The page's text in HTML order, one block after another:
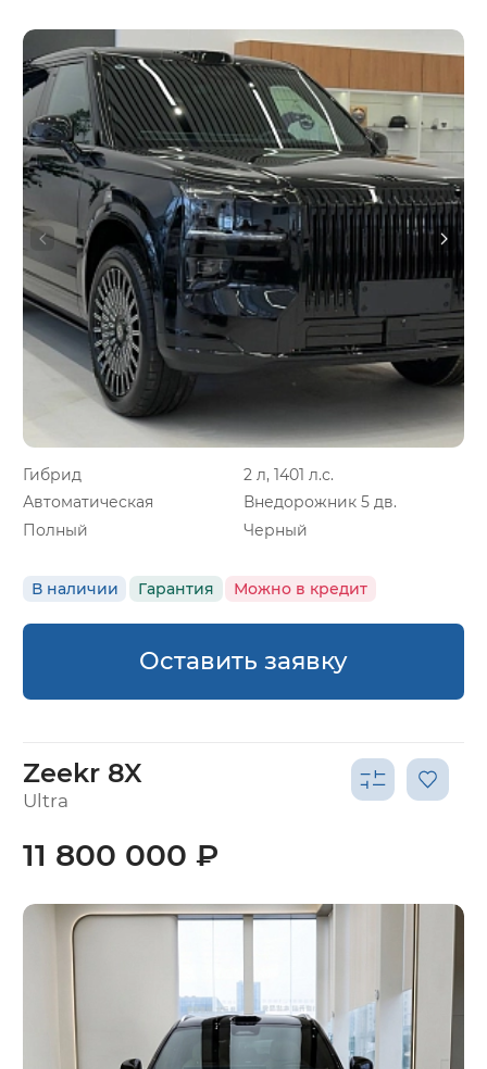
Гибрид
2 л, 1401 л.с.
Автоматическая
Внедорожник 5 дв.
Полный
Черный
В наличии Гарантия Можно в кредит
Оставить заявку
Zeekr 8X
Ultra
11 800 000 ₽